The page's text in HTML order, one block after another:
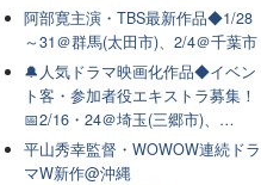
阿部寛主演・TBS最新作品◆1/28
～31＠群馬(太田市)、2/4＠千葉市
🔔人気ドラマ映画化作品◆イベン
ト客・参加者役エキストラ募集！
📅2/16・24＠埼玉(三郷市)、…
平山秀幸監督・WOWOW連続ドラ
マW新作@沖縄